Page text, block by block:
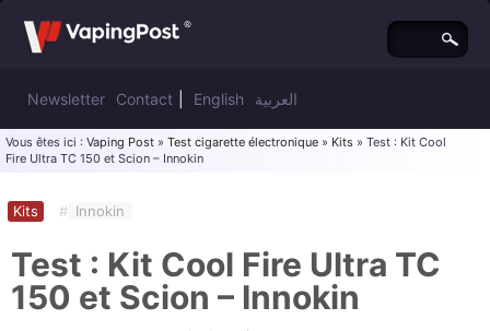
Newsletter Contact English العربية
Vous êtes ici : Vaping Post » Test cigarette électronique » Kits » Test : Kit Cool
Fire Ultra TC 150 et Scion – Innokin
Kits # Innokin
Test : Kit Cool Fire Ultra TC
150 et Scion – Innokin